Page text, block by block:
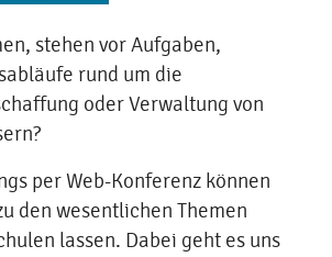
stehen vor Aufgaben,
rund um die
oder Verwaltung von
per Web-Konferenz können
den wesentlichen Themen
lassen. Dabei geht es uns